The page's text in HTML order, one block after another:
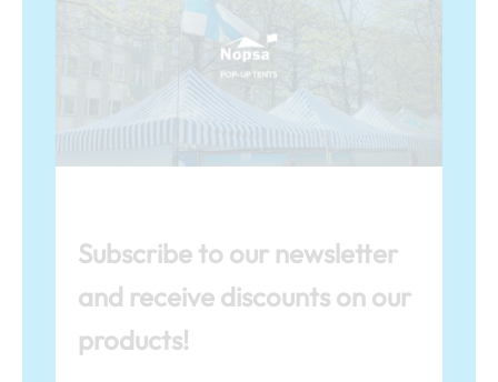
Subscribe to our newsletter
and receive discounts on our
products!